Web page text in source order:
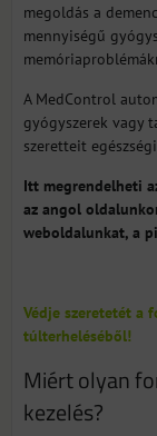
megoldás a
mennyiségű
A MedControl
gyógyszerek vagy
szeretteit
Itt megrendelheti
az angol
weboldalunkat, a
Védje szeretetét a
túlterheléséből!
Miért olyan
kezelés?